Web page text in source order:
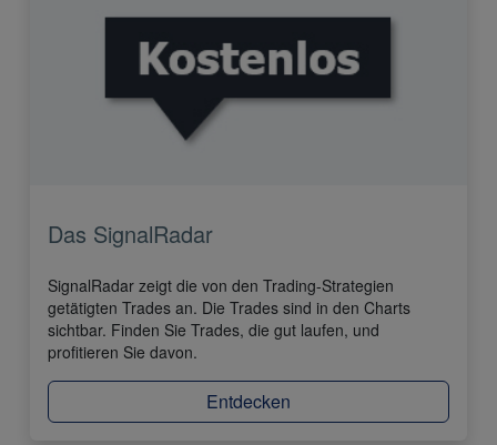
Das SignalRadar
SignalRadar zeigt die von den Trading-Strategien
getätigten Trades an. Die Trades sind in den Charts
sichtbar. Finden Sie Trades, die gut laufen, und
profitieren Sie davon.
Entdecken